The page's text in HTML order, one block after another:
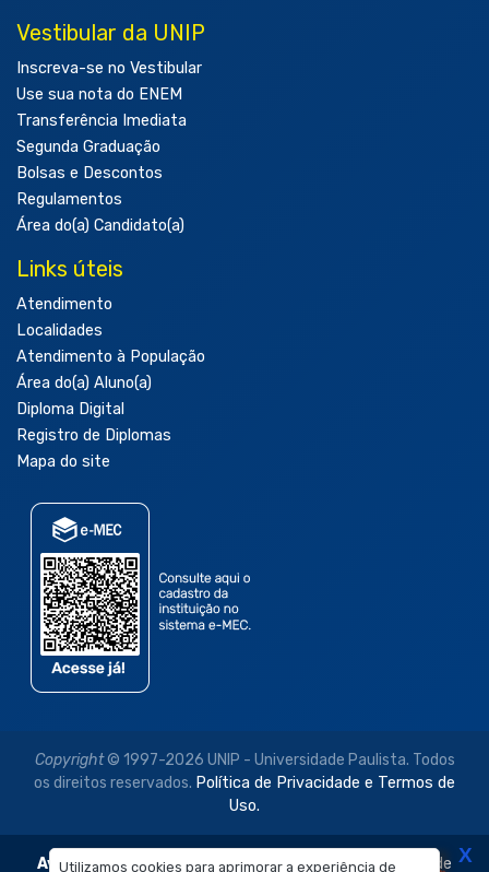
Utilizamos cookies para aprimorar a experiência de
Vestibular da UNIP
Inscreva-se no Vestibular
Use sua nota do ENEM
Transferência Imediata
Segunda Graduação
Bolsas e Descontos
Regulamentos
Área do(a) Candidato(a)
Links úteis
Atendimento
Localidades
Atendimento à População
Área do(a) Aluno(a)
Diploma Digital
Registro de Diplomas
Mapa do site
Copyright© 1997-2026 UNIP - Universidade Paulista. Todos
os direitos reservados. Política de Privacidade e Termos de
Uso.
Aviso Legal: As imagens disponibilizadas neste site são de X